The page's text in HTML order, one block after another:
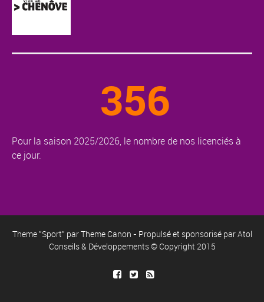
356
Pour la saison 2025/2026, le nombre de nos licenciés à
ce jour.
Theme "Sport" parTheme Canon - Propulsé et sponsorisé parAtol
Conseils & Développements© Copyright 2015